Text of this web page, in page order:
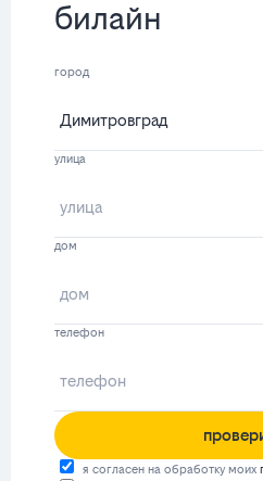
билайн
город
улица
дом
телефон
я согласен на обработку моих